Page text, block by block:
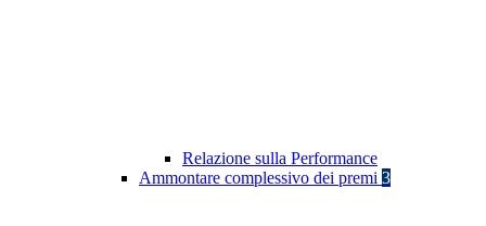
Relazione sulla Performance
Ammontare complessivo dei premi 3